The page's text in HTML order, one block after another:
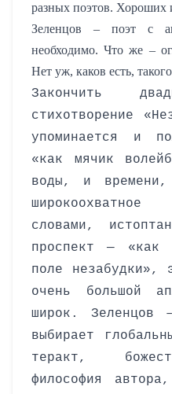
разных поэтов. Хороших
Зеленцов – поэт с
необходимо. Что же –
Нет уж, каков есть,
Закончить
стихотворение
упоминается и
«как мячик
воды, и
словами,
проспект — «как
поле незабудки»,
очень большой
широк. Зеленцов
выбирает
теракт,
философия